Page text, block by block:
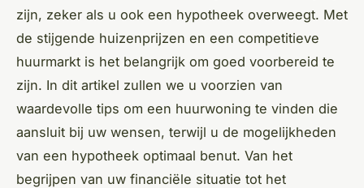
zijn, zeker als u ook een hypotheek overweegt. Met
de stijgende huizenprijzen en een competitieve
huurmarkt is het belangrijk om goed voorbereid te
zijn. In dit artikel zullen we u voorzien van
waardevolle tips om een huurwoning te vinden die
aansluit bij uw wensen, terwijl u de mogelijkheden
van een hypotheek optimaal benut. Van het
begrijpen van uw financiële situatie tot het